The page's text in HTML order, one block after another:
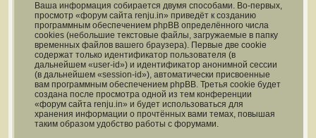
Ваша информация собирается двумя способами. Во-первых,
просмотр «форум сайта renju.in» приведёт к созданию
программным обеспечением phpBB определённого числа
cookies (небольшие текстовые файлы, загружаемые в папку
временных файлов вашего браузера). Первые две cookie
содержат только идентификатор пользователя (в
дальнейшем «user-id») и идентификатор анонимной сессии
(в дальнейшем «session-id»), автоматически присвоенные
вам программным обеспечением phpBB. Третья cookie будет
создана после просмотра одной из тем конференции
«форум сайта renju.in» и будет использоваться для
хранения информации о прочтённых вами темах, повышая
таким образом удобство работы с форумами.